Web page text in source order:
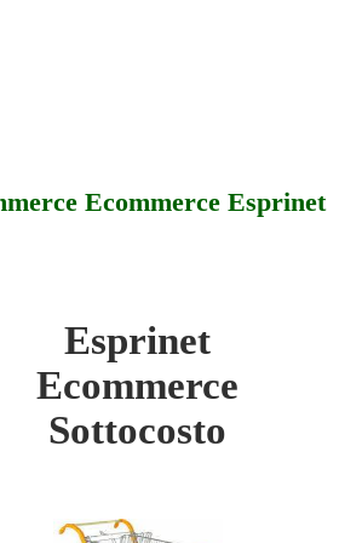
Ecommerce Esprinet
Ecommerce
Esprinet
Ecommerce
Sottocosto